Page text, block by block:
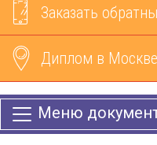
Заказать
Диплом в Москве
Меню